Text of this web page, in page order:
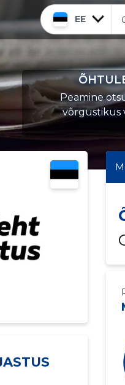
EE
Peamine
võrgustikus